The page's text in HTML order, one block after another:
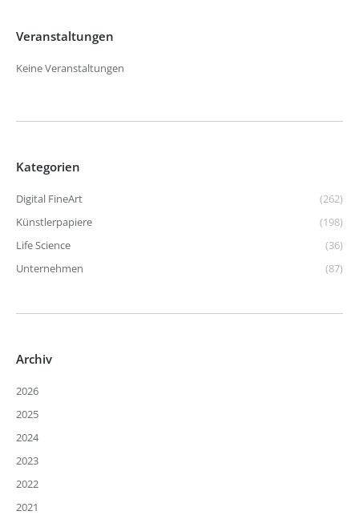
Veranstaltungen
Keine Veranstaltungen
Kategorien
Digital FineArt
(262)
Künstlerpapiere
(198)
Life Science
(36)
Unternehmen
(87)
Archiv
2026
2025
2024
2023
2022
2021